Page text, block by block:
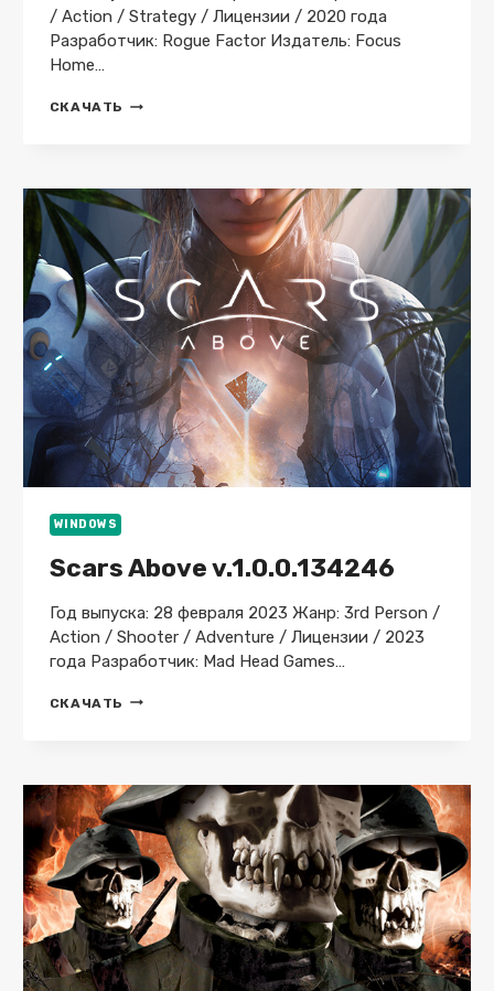
/ Action / Strategy / Лицензии / 2020 года
Разработчик: Rogue Factor Издатель: Focus
Home…
СКАЧАТЬ NECROMUNDA:
ТОРРЕНТ
БЕСПЛАТНО
ЛИЦЕНЗИЯ
WINDOWS
Scars Above v.1.0.0.134246
Год выпуска: 28 февраля 2023 Жанр: 3rd Person /
Action / Shooter / Adventure / Лицензии / 2023
года Разработчик: Mad Head Games…
СКАЧАТЬ SCARS